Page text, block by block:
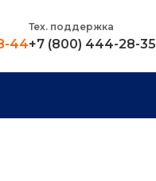
44
Тех. поддержка
+7 (800) 444-28-35